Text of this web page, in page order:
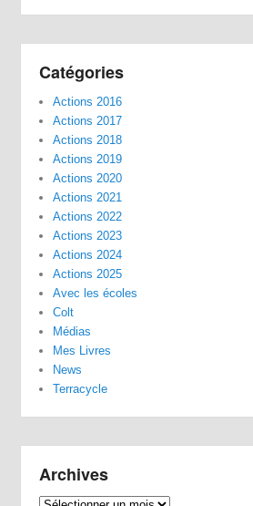
Catégories
Actions 2016
Actions 2017
Actions 2018
Actions 2019
Actions 2020
Actions 2021
Actions 2022
Actions 2023
Actions 2024
Actions 2025
Avec les écoles
Colt
Médias
Mes Livres
News
Terracycle
Archives
Archives